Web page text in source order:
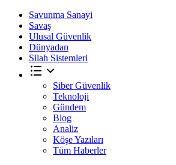
Savunma Sanayi
Savaş
Ulusal Güvenlik
Dünyadan
Silah Sistemleri
Siber Güvenlik
Teknoloji
Gündem
Blog
Analiz
Köşe Yazıları
Tüm Haberler